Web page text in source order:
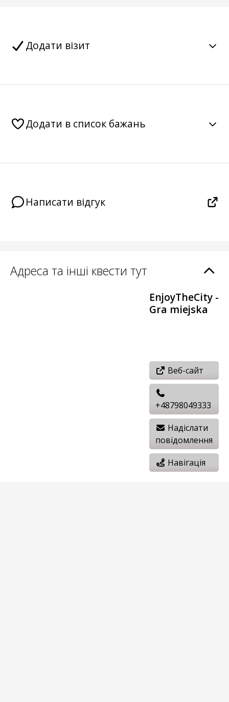
Додати візит
Додати в список бажань
Написати відгук
Адреса та інші квести тут
EnjoyTheCity -
Gra miejska
Веб-сайт
+48798049333
Надіслати
повідомлення
Навігація